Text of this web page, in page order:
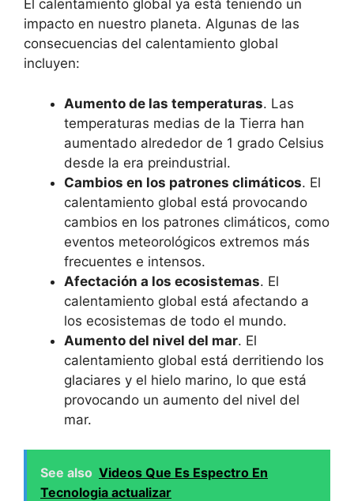
El calentamiento global ya está teniendo un
impacto en nuestro planeta. Algunas de las
consecuencias del calentamiento global
incluyen:
Aumento de las temperaturas. Las
temperaturas medias de la Tierra han
aumentado alrededor de 1 grado Celsius
desde la era preindustrial.
Cambios en los patrones climáticos. El
calentamiento global está provocando
cambios en los patrones climáticos, como
eventos meteorológicos extremos más
frecuentes e intensos.
Afectación a los ecosistemas. El
calentamiento global está afectando a
los ecosistemas de todo el mundo.
Aumento del nivel del mar. El
calentamiento global está derritiendo los
glaciares y el hielo marino, lo que está
provocando un aumento del nivel del
mar.
See also Videos Que Es Espectro En
Tecnologia actualizar